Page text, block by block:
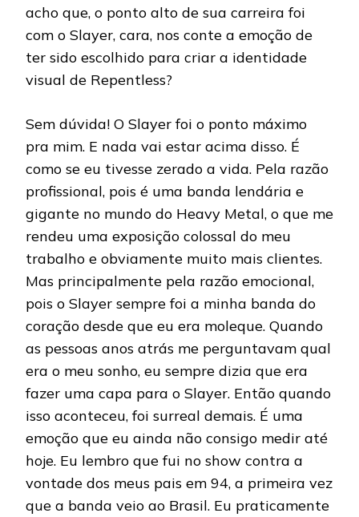
acho que, o ponto alto de sua carreira foi
com o Slayer, cara, nos conte a emoção de
ter sido escolhido para criar a identidade
visual de Repentless?
Sem dúvida! O Slayer foi o ponto máximo
pra mim. E nada vai estar acima disso. É
como se eu tivesse zerado a vida. Pela razão
profissional, pois é uma banda lendária e
gigante no mundo do Heavy Metal, o que me
rendeu uma exposição colossal do meu
trabalho e obviamente muito mais clientes.
Mas principalmente pela razão emocional,
pois o Slayer sempre foi a minha banda do
coração desde que eu era moleque. Quando
as pessoas anos atrás me perguntavam qual
era o meu sonho, eu sempre dizia que era
fazer uma capa para o Slayer. Então quando
isso aconteceu, foi surreal demais. É uma
emoção que eu ainda não consigo medir até
hoje. Eu lembro que fui no show contra a
vontade dos meus pais em 94, a primeira vez
que a banda veio ao Brasil. Eu praticamente